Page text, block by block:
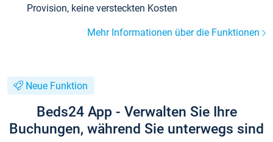
Provision, keine versteckten Kosten
Mehr Informationen über die Funktionen
Neue Funktion
Beds24 App - Verwalten Sie Ihre
Buchungen, während Sie unterwegs sind